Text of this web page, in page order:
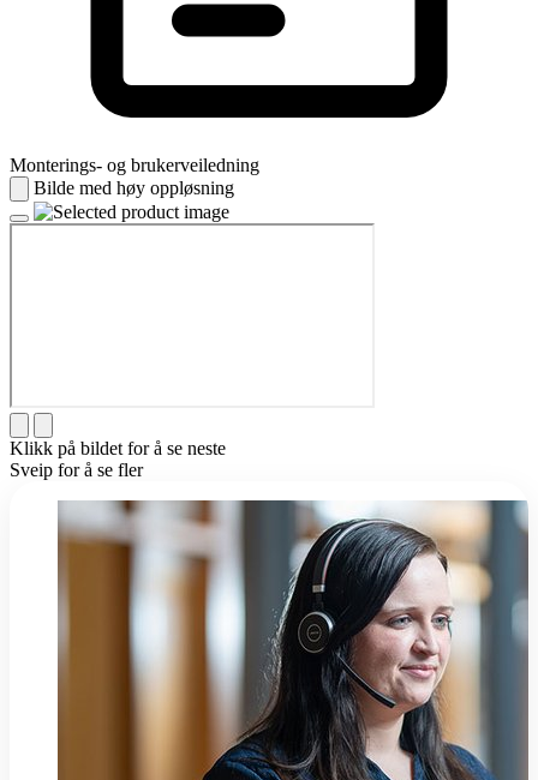
Monterings- og brukerveiledning
Bilde med høy oppløsning
Klikk på bildet for å se neste
Sveip for å se fler